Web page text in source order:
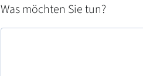
Was möchten Sie tun?